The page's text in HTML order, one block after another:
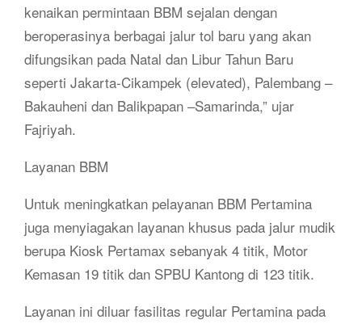
kenaikan permintaan BBM sejalan dengan
beroperasinya berbagai jalur tol baru yang akan
difungsikan pada Natal dan Libur Tahun Baru
seperti Jakarta-Cikampek (elevated), Palembang –
Bakauheni dan Balikpapan –Samarinda,” ujar
Fajriyah.
Layanan BBM
Untuk meningkatkan pelayanan BBM Pertamina
juga menyiagakan layanan khusus pada jalur mudik
berupa Kiosk Pertamax sebanyak 4 titik, Motor
Kemasan 19 titik dan SPBU Kantong di 123 titik.
Layanan ini diluar fasilitas regular Pertamina pada